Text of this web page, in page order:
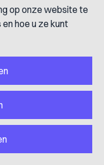
overschrijding
op onze website te
hoe u ze kunt